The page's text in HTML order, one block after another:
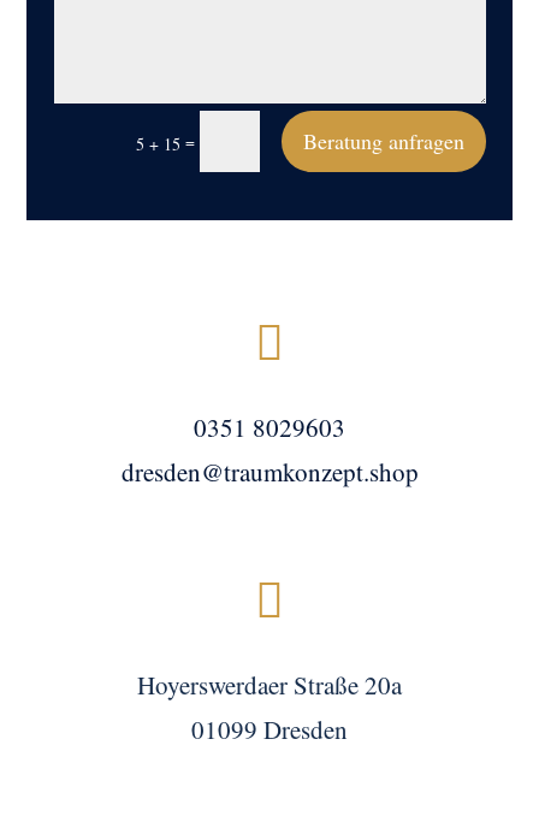
5 + 15 = Beratung anfragen

0351 8029603
dresden@traumkonzept.shop

Hoyerswerdaer Straße 20a
01099 Dresden